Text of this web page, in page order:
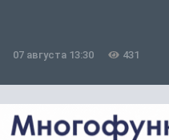
07 августа 13:30 431